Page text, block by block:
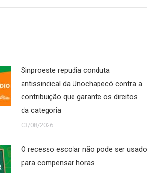
Sinproeste repudia conduta
antissindical da Unochapecó contra a
contribuição que garante os direitos
da categoria
03/08/2026
O recesso escolar não pode ser usado
para compensar horas